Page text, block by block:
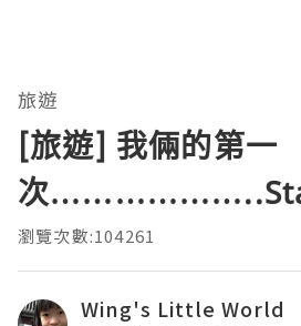
旅遊
[旅遊] 我倆的第一
次
瀏覽次數:104261
Wing's Little World